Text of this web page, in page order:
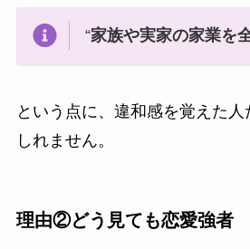
“家族や実家の家業を
という点に、違和感を覚えた
しれません。
理由②どう見ても恋愛強者